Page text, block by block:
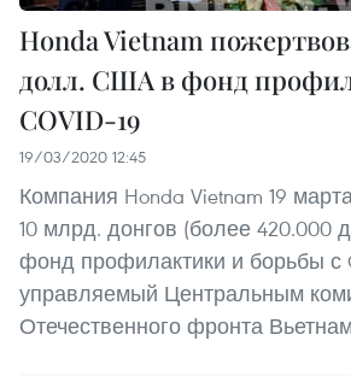
Honda Vietnam
долл. США в фонд
COVID-19
19/03/2020 12:45
Компания Honda Vietnam 19
10 млрд. донгов (более
фонд профилактики и борьбы с
управляемый Центральным
Отечественного фронта